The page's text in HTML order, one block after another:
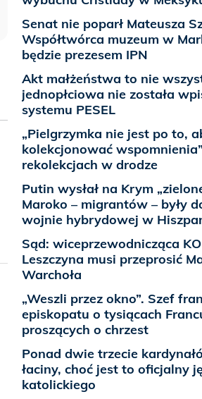
Senat nie poparł Mateusza
Współtwórca muzeum w
będzie prezesem IPN
Akt małżeństwa to nie
jednopłciowa nie została
systemu PESEL
„Pielgrzymka nie jest po to,
kolekcjonować
rekolekcjach w drodze
Putin wysłał na Krym
Maroko – migrantów – były
wojnie hybrydowej w
Sąd: wiceprzewodnicząca
Leszczyna musi przeprosić
Warchoła
„Weszli przez okno”. Szef
episkopatu o tysiącach
proszących o chrzest
Ponad dwie trzecie
łaciny, choć jest to oficjalny
katolickiego